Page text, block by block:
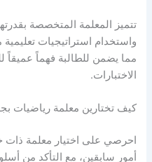
تتميز المعلمة المتخصصة
واستخدام استراتيجيات
مما يضمن للطالبة فهماً عميقاً
الاختبارات.
كيف تختارين معلمة رياضيات
احرصي على اختيار معلمة ذات
أمور سابقين، مع التأكد من